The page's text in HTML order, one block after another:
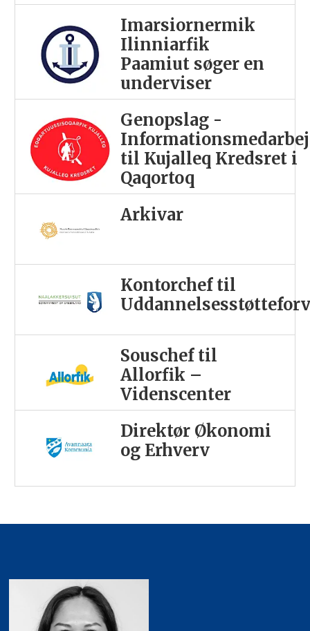
Imarsiornermik
Ilinniarfik
Paamiut søger en
underviser
Genopslag -
til Kujalleq Kredsret i
Qaqortoq
Arkivar
Kontorchef til
Souschef til
Allorfik –
Videnscenter
Direktør Økonomi
og Erhverv